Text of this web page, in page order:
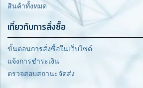
สินค้าทั้งหมด
เกี่ยวกับการสั่งซื้อ
ขั้นตอนการสั่งซื้อในเว็บไซต์
แจ้งการชำระเงิน
ตรวจสอบสถานะจัดส่ง